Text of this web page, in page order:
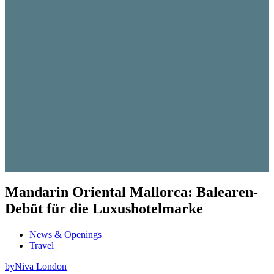
Mandarin Oriental Mallorca: Balearen-
Debüt für die Luxushotelmarke
News & Openings
Travel
byNiva London